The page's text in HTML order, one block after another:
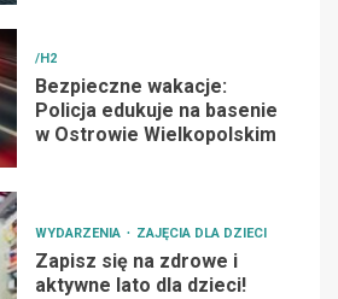
/H2
Bezpieczne wakacje:
Policja edukuje na basenie
w Ostrowie Wielkopolskim
WYDARZENIA ZAJĘCIA DLA DZIECI
Zapisz się na zdrowe i
aktywne lato dla dzieci!